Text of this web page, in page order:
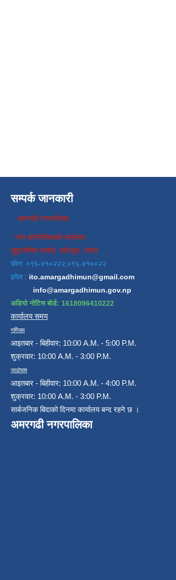
सम्पर्क जानकारी
अमरगढी नगरपालिका
नगर कार्यपालिकाको कार्यालय
सुदुरपश्चिम प्रदेश, डडेल्धुरा, नेपाल
फोन: ०९६-४१०२२२,०९६-४१००२२
इमेल : ito.amargadhimun@gmail.com
info@amargadhimun.gov.np
अडियो नोटिस बोर्ड: 1618096410222
कार्यालय समय
गर्मियाम
आइतबार - बिहीवार: 10:00 A.M. - 5:00 P.M.
शुक्रवार: 10:00 A.M. - 3:00 P.M.
जाडोयाम
आइतबार - बिहीवार: 10:00 A.M. - 4:00 P.M.
शुक्रवार: 10:00 A.M. - 3:00 P.M.
सार्बजनिक बिदाको दिनमा कार्यालय बन्द रहने छ ।
अमरगढी नगरपालिका